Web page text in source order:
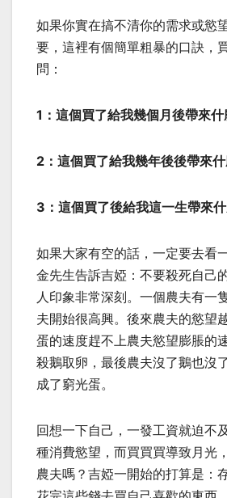
如果你實在搞不清你的需求或慾
要，這裡有個簡單粗暴的口訣，
問：
1：這個買了給我幾個月後帶來什
2：這個買了給我幾年後後帶來什
3：這個買了後給我這一生帶來
如果大家有空的話，一定要去看
金先生告訴吉婭：不要殺死自己
人印象非常深刻。一個農夫有一
夫開始很高興。後來農夫的慾望
蛋的速度趕不上農夫慾望膨脹的
殺鵝取卵，最後農夫沒了鵝也沒
成了窮光蛋。
回想一下自己，一發工資就迫不
種消費慾望，而買買買導致月光
農夫嗎？吉婭一開始的打算是：